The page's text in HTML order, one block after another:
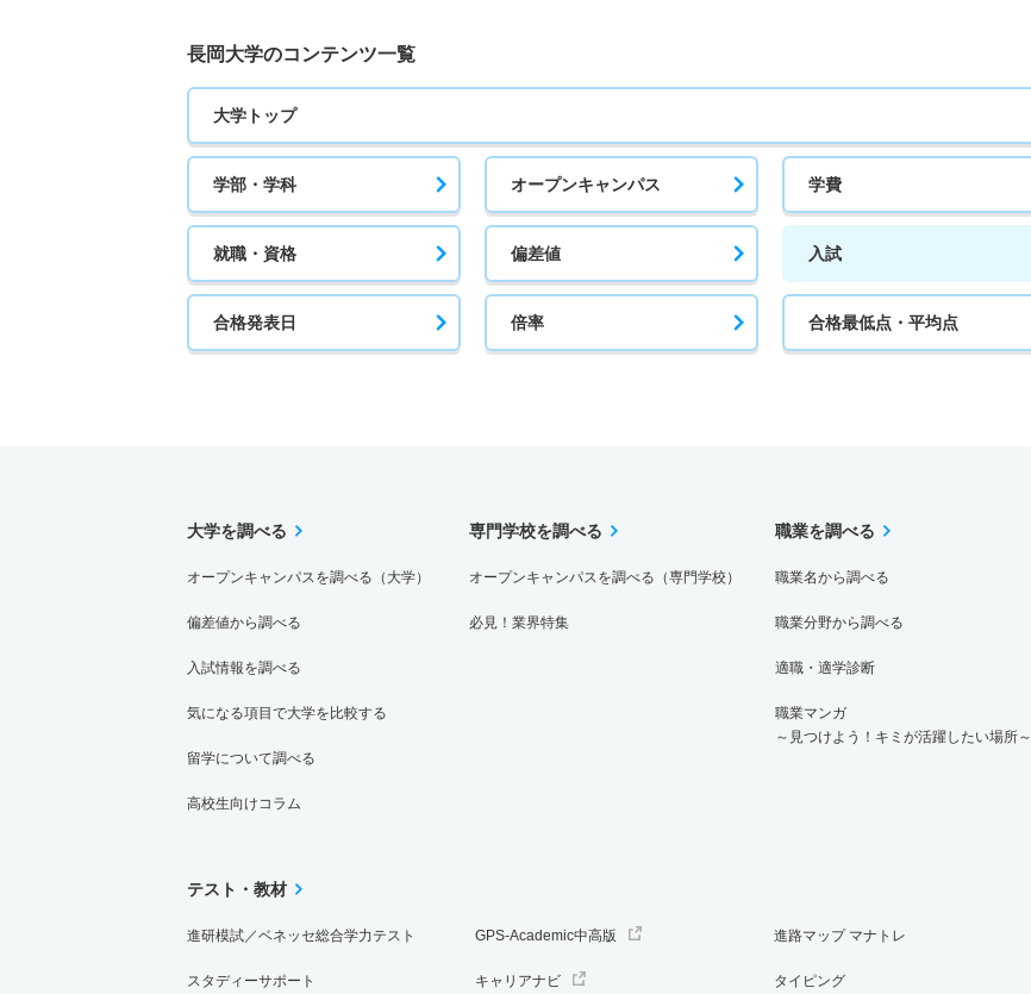
長岡大学のコンテンツ一覧
大学トップ
学部・学科 オープンキャンパス 学費
就職・資格 偏差値 入試
合格発表日 倍率 合格最低点・平均点
大学を調べる
オープンキャンパスを調べる（大学）
偏差値から調べる
入試情報を調べる
気になる項目で大学を比較する
留学について調べる
高校生向けコラム
専門学校を調べる
オープンキャンパスを調べる（専門学校）
必見！業界特集
職業を調べる
職業名から調べる
職業分野から調べる
適職・適学診断
職業マンガ
～見つけよう！キミが活躍したい場所～
テスト・教材
進研模試／ベネッセ総合学力テスト
スタディーサポート
GPS-Academic中高版
キャリアナビ
進路マップ マナトレ
タイピング